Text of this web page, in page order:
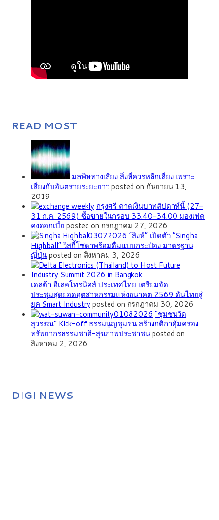
READ MOST
มลพิษทางเสียง สิ่งที่ควรหลีกเลี่ยง เพราะ
เสี่ยงกับอันตรายระยะยาวposted on กันยายน 13,
2019
กรุงศรี คาดเงินบาทสัปดาห์นี้ (27–
31 ก.ค. 2569) ซื้อขายในกรอบ 33.40-34.00 มองเฟด
คงดอกเบี้ย posted on กรกฎาคม 27, 2026
“สิงห์” เปิดตัว “Singha
Highball” วิสกี้โซดาพร้อมดื่มแบบกระป๋อง มาตรฐาน
ญี่ปุ่นposted on สิงหาคม 3, 2026
เดลต้า อีเลคโทรนิคส์ ประเทศไทย เตรียมจัด
ประชุมสุดยอดอุตสาหกรรมแห่งอนาคต 2569 ดันไทยสู่
ยุค Smart Industryposted on กรกฎาคม 30, 2026
”ชุมชนวัด
สุวรรณ” Kick-off ธรรมนูญชุมชน สร้างกติกาคุ้มครอง
ทรัพยากรธรรมชาติ-สุขภาพประชาชนposted on
สิงหาคม 2, 2026
DIGI NEWS